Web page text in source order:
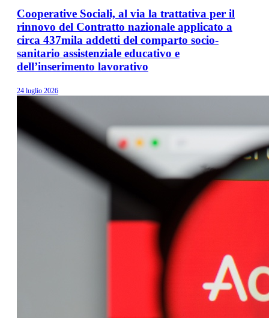
Cooperative Sociali, al via la trattativa per il
rinnovo del Contratto nazionale applicato a
circa 437mila addetti del comparto socio-
sanitario assistenziale educativo e
dell’inserimento lavorativo
24 luglio 2026